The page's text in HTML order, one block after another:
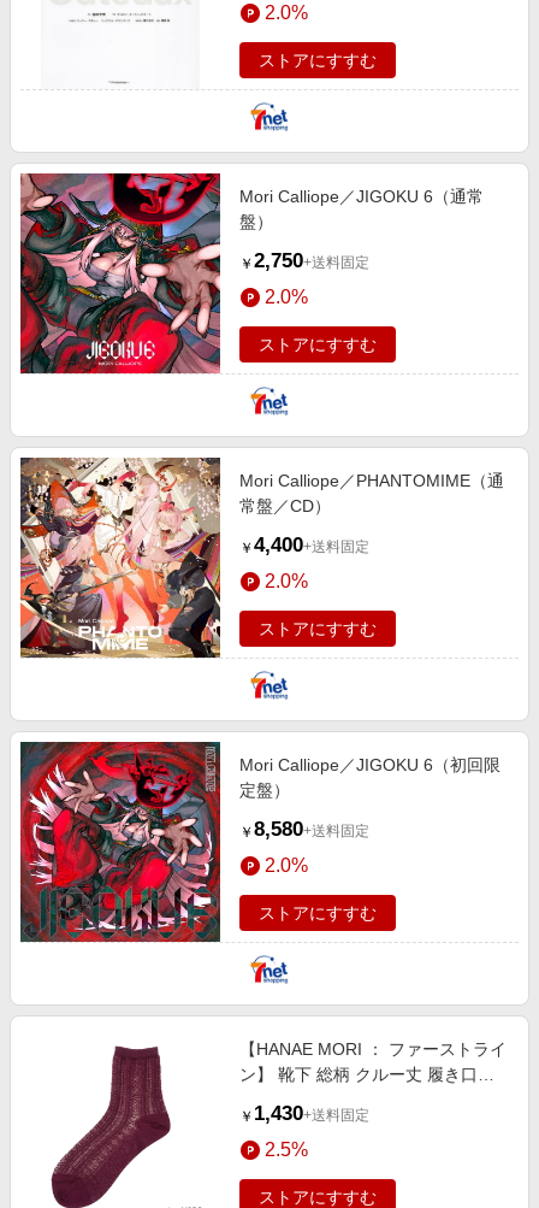
2.0%
ストアにすすむ
Mori Calliope／JIGOKU 6（通常
盤）
￥ 2,750+送料固定
2.0%
ストアにすすむ
Mori Calliope／PHANTOMIME（通
常盤／CD）
￥ 4,400+送料固定
2.0%
ストアにすすむ
Mori Calliope／JIGOKU 6（初回限
定盤）
￥ 8,580+送料固定
2.0%
ストアにすすむ
【HANAE MORI ： ファーストライ
ン】 靴下 総柄 クルー丈 履き口や
￥ 1,430+送料固定
2.5%
ストアにすすむ